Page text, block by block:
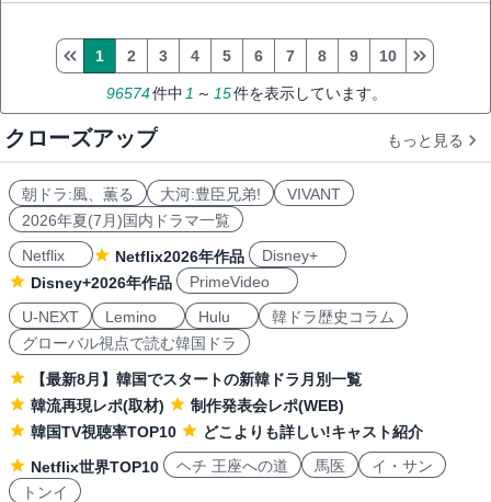
96574件中 1 ～ 15件を表示しています。
1 2 3 4 5 6 7 8 9 10
クローズアップ もっと見る
朝ドラ:風、薫る 大河:豊臣兄弟!
VIVANT
2026年夏(7月)国内ドラマ一覧
Netflix
Netflix2026年作品
Disney+
Disney+2026年作品
PrimeVideo
U-NEXT
Lemino Hulu
韓ドラ歴史コラム
グローバル視点で読む韓国ドラ
【最新8月】韓国でスタートの新韓ドラ月別一覧
韓流再現レポ(取材)
制作発表会レポ(WEB)
韓国TV視聴率TOP10
どこよりも詳しい!キャスト紹介
Netflix世界TOP10
ヘチ 王座への道 馬医
イ・サン
トンイ